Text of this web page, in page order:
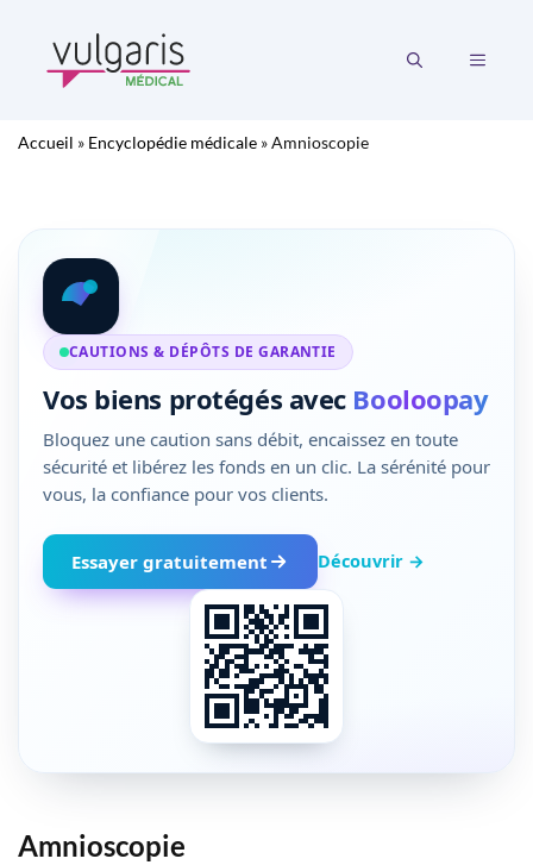
contenu
MENU
Accueil » Encyclopédie médicale »Amnioscopie
CAUTIONS & DÉPÔTS DE GARANTIE
Vos biens protégés avec Booloopay
Bloquez une caution sans débit, encaissez en toute
sécurité et libérez les fonds en un clic. La sérénité pour
vous, la confiance pour vos clients.
Essayer gratuitement Découvrir →
Amnioscopie